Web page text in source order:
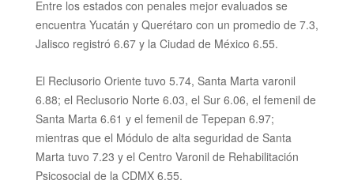
Entre los estados con penales mejor evaluados se
encuentra Yucatán y Querétaro con un promedio de 7.3,
Jalisco registró 6.67 y la Ciudad de México 6.55.
El Reclusorio Oriente tuvo 5.74, Santa Marta varonil
6.88; el Reclusorio Norte 6.03, el Sur 6.06, el femenil de
Santa Marta 6.61 y el femenil de Tepepan 6.97;
mientras que el Módulo de alta seguridad de Santa
Marta tuvo 7.23 y el Centro Varonil de Rehabilitación
Psicosocial de la CDMX 6.55.